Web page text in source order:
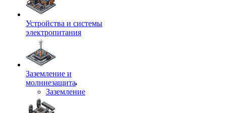
Устройства и системы
электропитания
Заземление и
молниезащита
Заземление